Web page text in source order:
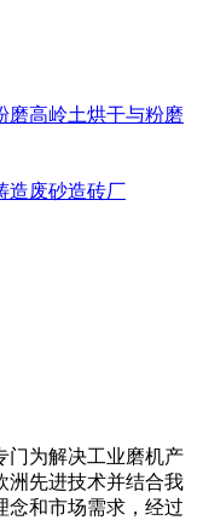
磨高岭土烘干与粉磨
造废砂造砖厂
门为解决工业磨机产
洲先进技术并结合我
念和市场需求，经过